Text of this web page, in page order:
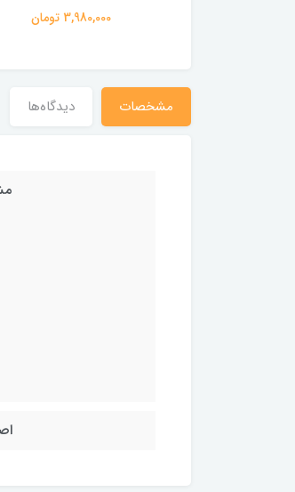
3,980,000 تومان
مشخصات دیدگاه‌ها